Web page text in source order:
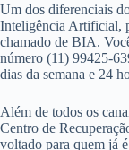
Um dos diferenciais
Inteligência Artificial,
chamado de BIA.
número (11) 99425-
dias da semana e 24
Além de todos os
Centro de
voltado para quem já